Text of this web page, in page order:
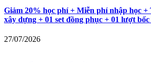
Giảm 20% học phí + Miễn phí nhập học +
xây dựng + 01 set đồng phục + 01 lượt
27/07/2026